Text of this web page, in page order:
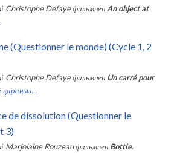
Christophe Defayeфильмнен An object at
(Questionner le monde) (Cycle 1, 2
Christophe Defayeфильмнен Un carré pour
қараңыз...
de dissolution (Questionner le
3)
Marjolaine Rouzeauфильмнен Bottle.